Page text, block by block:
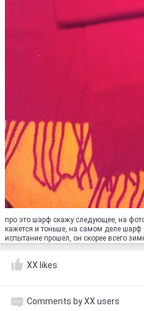
про это шарф скажу следующее, на
кажется и тоньше, на самом деле шарф
испытание прошел, он скорее всего
XX likes
Comments by XX users